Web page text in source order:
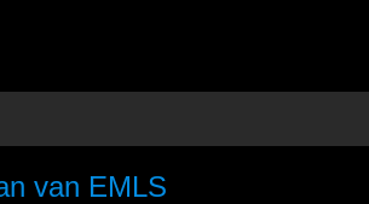
van EMLS